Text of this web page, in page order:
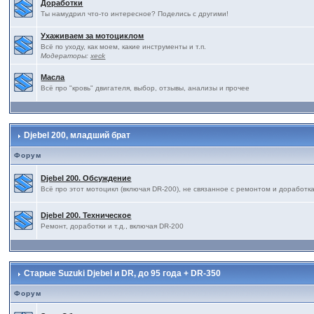
Доработки
Ты намудрил что-то интересное? Поделись с другими!
Ухаживаем за мотоциклом
Всё по уходу, как моем, какие инструменты и т.п.
Модераторы: xeck
Масла
Всё про "кровь" двигателя, выбор, отзывы, анализы и прочее
Djebel 200, младший брат
Форум
Djebel 200. Обсуждение
Всё про этот мотоцикл (включая DR-200), не связанное с ремонтом и
Djebel 200. Техническое
Ремонт, доработки и т.д., включая DR-200
Старые Suzuki Djebel и DR, до 95 года + DR-350
Форум